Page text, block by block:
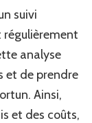
suivi
régulièrement
analyse
et de prendre
Ainsi,
et des coûts,